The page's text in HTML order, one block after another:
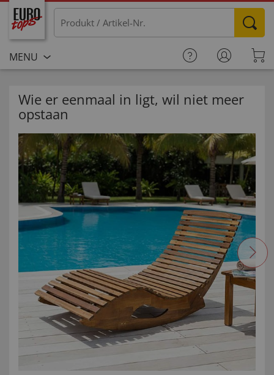
MENU
Wie er eenmaal in ligt, wil niet meer
opstaan